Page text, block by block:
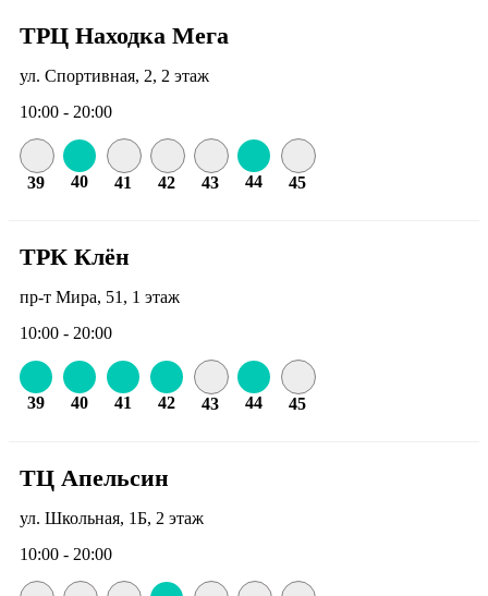
ТРЦ Находка Мега
ул. Спортивная, 2, 2 этаж
10:00 - 20:00
39 40 41 42 43 44 45
ТРК Клён
пр-т Мира, 51, 1 этаж
10:00 - 20:00
39 40 41 42 43 44 45
ТЦ Апельсин
ул. Школьная, 1Б, 2 этаж
10:00 - 20:00